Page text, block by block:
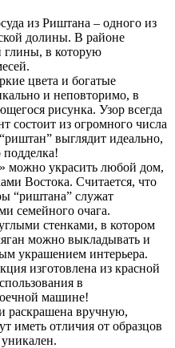
из Риштана – одного из
долины. В районе
глины, в которую
цвета и богатые
и неповторимо, в
рисунка. Узор всегда
состоит из огромного числа
выглядит идеально,
подделка!
можно украсить любой дом,
Востока. Считается, что
“риштана” служат
семейного очага.
стенками, в котором
можно выкладывать и
украшением интерьера.
изготовлена из красной
в
машине!
раскрашена вручную,
иметь отличия от образцов